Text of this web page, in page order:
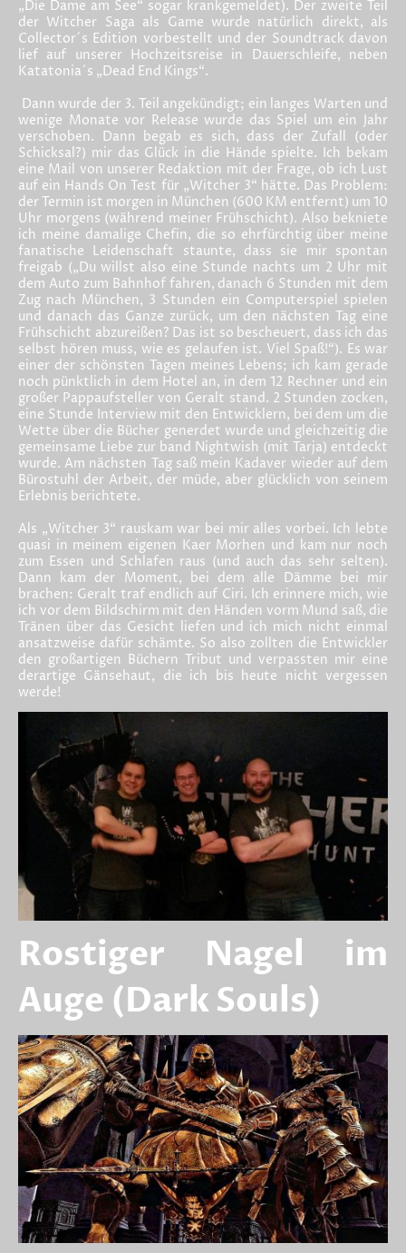
„Die Dame am See“ sogar krankgemeldet). Der zweite Teil
der Witcher Saga als Game wurde natürlich direkt, als
Collector´s Edition vorbestellt und der Soundtrack davon
lief auf unserer Hochzeitsreise in Dauerschleife, neben
Katatonia´s „Dead End Kings“.
Dann wurde der 3. Teil angekündigt; ein langes Warten und
wenige Monate vor Release wurde das Spiel um ein Jahr
verschoben. Dann begab es sich, dass der Zufall (oder
Schicksal?) mir das Glück in die Hände spielte. Ich bekam
eine Mail von unserer Redaktion mit der Frage, ob ich Lust
auf ein Hands On Test für „Witcher 3“ hätte. Das Problem:
der Termin ist morgen in München (600 KM entfernt) um 10
Uhr morgens (während meiner Frühschicht). Also bekniete
ich meine damalige Chefin, die so ehrfürchtig über meine
fanatische Leidenschaft staunte, dass sie mir spontan
freigab („Du willst also eine Stunde nachts um 2 Uhr mit
dem Auto zum Bahnhof fahren, danach 6 Stunden mit dem
Zug nach München, 3 Stunden ein Computerspiel spielen
und danach das Ganze zurück, um den nächsten Tag eine
Frühschicht abzureißen? Das ist so bescheuert, dass ich das
selbst hören muss, wie es gelaufen ist. Viel Spaß!“). Es war
einer der schönsten Tagen meines Lebens; ich kam gerade
noch pünktlich in dem Hotel an, in dem 12 Rechner und ein
großer Pappaufsteller von Geralt stand. 2 Stunden zocken,
eine Stunde Interview mit den Entwicklern, bei dem um die
Wette über die Bücher generdet wurde und gleichzeitig die
gemeinsame Liebe zur band Nightwish (mit Tarja) entdeckt
wurde. Am nächsten Tag saß mein Kadaver wieder auf dem
Bürostuhl der Arbeit, der müde, aber glücklich von seinem
Erlebnis berichtete.
Als „Witcher 3“ rauskam war bei mir alles vorbei. Ich lebte
quasi in meinem eigenen Kaer Morhen und kam nur noch
zum Essen und Schlafen raus (und auch das sehr selten).
Dann kam der Moment, bei dem alle Dämme bei mir
brachen: Geralt traf endlich auf Ciri. Ich erinnere mich, wie
ich vor dem Bildschirm mit den Händen vorm Mund saß, die
Tränen über das Gesicht liefen und ich mich nicht einmal
ansatzweise dafür schämte. So also zollten die Entwickler
den großartigen Büchern Tribut und verpassten mir eine
derartige Gänsehaut, die ich bis heute nicht vergessen
werde!
Rostiger Nagel im
Auge (Dark Souls)